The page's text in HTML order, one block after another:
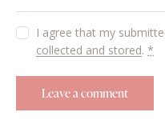
I agree that my
collected and stored.*